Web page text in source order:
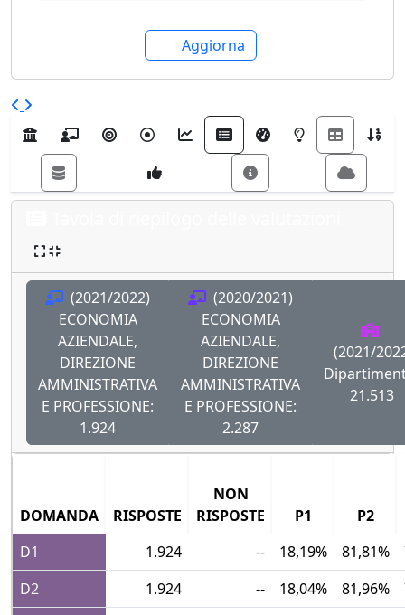
Aggiorna
(2021/2022)
ECONOMIA
AZIENDALE,
DIREZIONE
AMMINISTRATIVA
E PROFESSIONE:
1.924
(2020/2021)
ECONOMIA
AZIENDALE,
DIREZIONE
AMMINISTRATIVA
E PROFESSIONE:
2.287
(2021/
21.513
DOMANDA RISPOSTE
NON
RISPOSTE
P1
P2
D1
1.924 -- 18,19% 81,81%
D2
1.924 -- 18,04% 81,96%